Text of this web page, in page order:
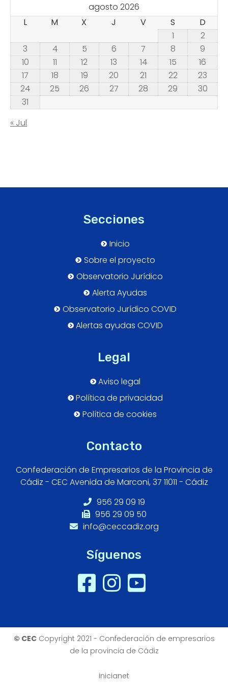
agosto 2026
L
M X J V S
D
1
2
3
4 5 6 7 8
9
10
11 12 13 14 15
16
17
18 19 20 21 22
23
24
25 26 27 28 29
30
31
« Jul
Secciones
Inicio
Sobre el proyecto
Observatorio Jurídico
Alerta Ayudas
Observatorio Jurídico COVID
Alertas ayudas COVID
Legal
Aviso legal
Política de privacidad
Política de cookies
Contacto
Confederación de Empresarios de la Provincia de
Cádiz - CEC Avenida de Marconi, 37 11011 - Cádiz
956 29 09 19
956 29 09 50
info@ceccadiz.org
Síguenos
© CECCopyright 2021 - Confederación de empresarios
de la provincia de Cádiz
inicianet